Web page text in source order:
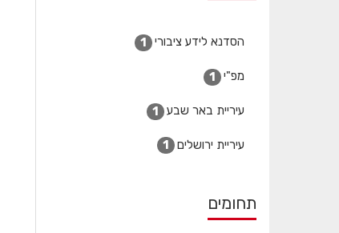
הסדנא לידע ציבורי 1
מפ"י 1
עיריית באר שבע 1
עיריית ירושלים 1
תחומים